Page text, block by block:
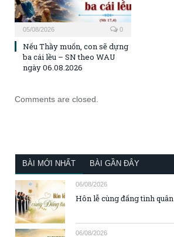
05/08/2026 0
Nếu Thầy muốn, con sẽ dựng
ba cái lều – SN theo WAU
ngày 06.08.2026
Comments are closed.
BÀI MỚI NHẤT BÀI GẦN ĐÂY
06/08/2026
Hôn lễ cùng đấng tình quân
06/08/2026